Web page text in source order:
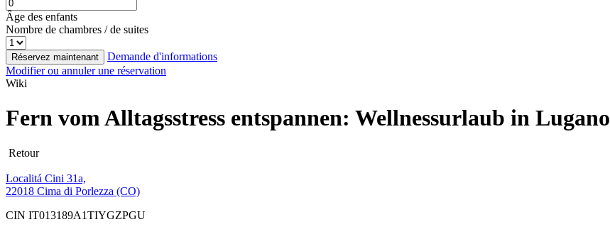
Âge des enfants
Nombre de chambres / de suites
Réservez maintenant
Demande d'informations
Modifier ou annuler une réservation
Wiki
Fern vom Alltagsstress entspannen: Wellnessurlaub in Lugano
Retour
Localitá Cini 31a,
22018 Cima di Porlezza (CO)
CIN IT013189A1TIYGZPGU